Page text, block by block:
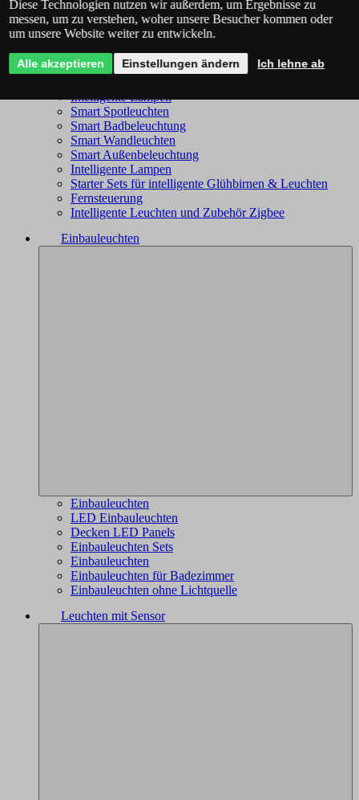
Philips Hue - das komplette Angebot
Immax NEO - komplettes Sortiment
Trio Wiz - das komplette Angebot
Smart Kronleuchter
Smart Deckenleuchten
Intelligente Lampen
Smart Spotleuchten
Smart Badbeleuchtung
Smart Wandleuchten
Smart Außenbeleuchtung
Intelligente Lampen
Starter Sets für intelligente Glühbirnen & Leuchten
Fernsteuerung
Intelligente Leuchten und Zubehör Zigbee
Einbauleuchten
Einbauleuchten
LED Einbauleuchten
Decken LED Panels
Einbauleuchten Sets
Einbauleuchten
Einbauleuchten für Badezimmer
Einbauleuchten ohne Lichtquelle
Leuchten mit Sensor
Diese Technologien nutzen wir außerdem, um Ergebnisse zu
messen, um zu verstehen, woher unsere Besucher kommen oder
um unsere Website weiter zu entwickeln.
Alle akzeptieren Einstellungen ändern Ich lehne ab